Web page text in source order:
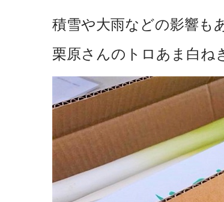
積雪や大雨などの影響も
栗原さんの トロあま白ね